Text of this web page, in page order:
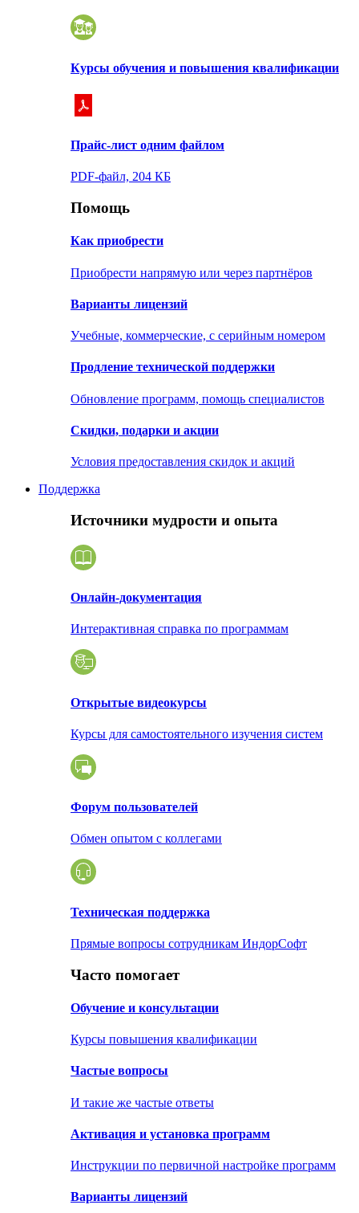
Курсы обучения и повышения квалификации
Прайс-лист одним файлом
PDF-файл, 204 КБ
Помощь
Как приобрести
Приобрести напрямую или через партнёров
Варианты лицензий
Учебные, коммерческие, с серийным номером
Продление технической поддержки
Обновление программ, помощь специалистов
Скидки, подарки и акции
Условия предоставления скидок и акций
Поддержка
Источники мудрости и опыта
Онлайн-документация
Интерактивная справка по программам
Открытые видеокурсы
Курсы для самостоятельного изучения систем
Форум пользователей
Обмен опытом с коллегами
Техническая поддержка
Прямые вопросы сотрудникам ИндорСофт
Часто помогает
Обучение и консультации
Курсы повышения квалификации
Частые вопросы
И такие же частые ответы
Активация и установка программ
Инструкции по первичной настройке программ
Варианты лицензий